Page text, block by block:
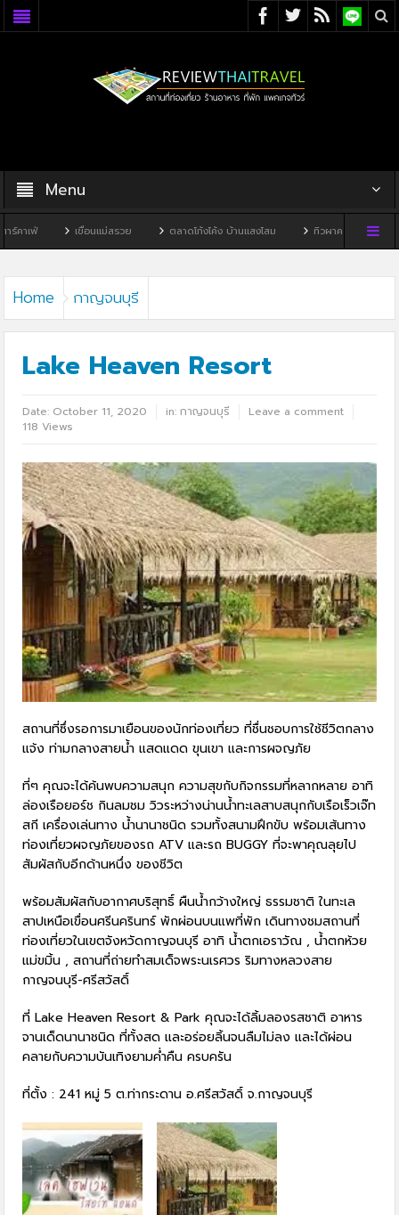
Menu
เขื่อนแม่สรวย ตลาดโก้งโค้ง บ้านแสงโสม ทิวผาคาเฟ่ บ้านพิพิธภัณฑ์ไ
Home กาญจนบุรี
Lake Heaven Resort
Date: October 11, 2020 in:กาญจนบุรี
Leave a comment
118 Views
สถานที่ซึ่งรอการมาเยือนของนักท่องเที่ยว ที่ชื่นชอบการใช้ชีวิตกลาง
แจ้ง ท่ามกลางสายน้ำ แสดแดด ขุนเขา และการผจญภัย
ที่ๆ คุณจะได้ค้นพบความสนุก ความสุขกับกิจกรรมที่หลากหลาย อาทิ
ล่องเรือยอร์ช กินลมชม วิวระหว่างน่านน้ำทะเลสาบสนุกกับเรือเร็วเจ๊ท
สกี เครื่องเล่นทาง น้ำนานาชนิด รวมทั้งสนามฝึกขับ พร้อมเส้นทาง
ท่องเที่ยวผจญภัยของรถ ATV และรถ BUGGY ที่จะพาคุณลุยไป
สัมผัสกับอีกด้านหนึ่ง ของชีวิต
พร้อมสัมผัสกับอากาศบริสุทธิ์ ผืนน้ำกว้างใหญ่ ธรรมชาติ ในทะเล
สาปเหนือเขื่อนศรีนครินทร์ พักผ่อนบนแพที่พัก เดินทางชมสถานที่
ท่องเที่ยวในเขตจังหวัดกาญจนบุรี อาทิ น้ำตกเอราวัณ , น้ำตกห้วย
แม่ขมิ้น , สถานที่ถ่ายทำสมเด็จพระนเรศวร ริมทางหลวงสาย
กาญจนบุรี-ศรีสวัสดิ์
ที่ Lake Heaven Resort & Park คุณจะได้ลิ้มลองรสชาติ อาหาร
จานเด็ดนานาชนิด ที่ทั้งสด และอร่อยลิ้นจนลืมไม่ลง และได้ผ่อน
คลายกับความบันเทิงยามค่ำคืน ครบครัน
ที่ตั้ง : 241 หมู่ 5 ต.ท่ากระดาน อ.ศรีสวัสดิ์ จ.กาญจนบุรี